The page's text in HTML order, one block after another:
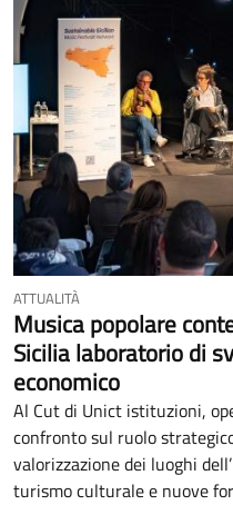
ATTUALITÀ
Musica popolare
Sicilia laboratorio di
economico
Al Cut di Unict istituzioni,
confronto sul ruolo
valorizzazione dei luoghi
turismo culturale e nuove